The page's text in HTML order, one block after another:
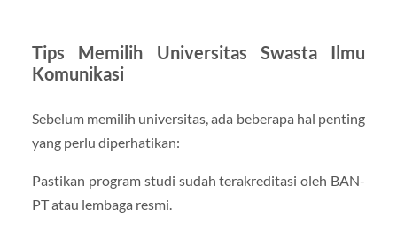
Tips Memilih Universitas Swasta Ilmu
Komunikasi
Sebelum memilih universitas, ada beberapa hal penting
yang perlu diperhatikan:
Pastikan program studi sudah terakreditasi oleh BAN-
PT atau lembaga resmi.